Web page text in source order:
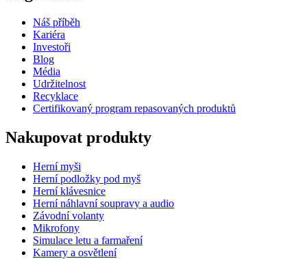
Náš příběh
Kariéra
Investoři
Blog
Média
Udržitelnost
Recyklace
Certifikovaný program repasovaných produktů
Nakupovat produkty
Herní myši
Herní podložky pod myš
Herní klávesnice
Herní náhlavní soupravy a audio
Závodní volanty
Mikrofony
Simulace letu a farmaření
Kamery a osvětlení